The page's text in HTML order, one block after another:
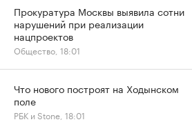
Прокуратура Москвы выявила сотни
нарушений при реализации
нацпроектов
Общество, 18:01
Что нового построят на Ходынском
поле
РБК и Stone, 18:01